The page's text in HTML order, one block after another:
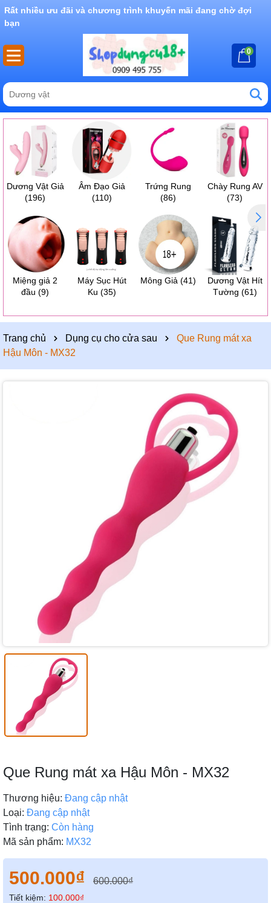
Rất nhiều ưu đãi và chương trình khuyến mãi đang chờ đợi
bạn
0
Dương Vật Giả
(196)
Âm Đạo Giả
(110)
Trứng Rung
(86)
Chày Rung AV
(73)
Miệng giả 2
đầu (9)
Máy Sục Hút
Ku (35)
Mông Giả (41)
Dương Vật Hít
Tường (61)
Trang chủ Dụng cụ cho cửa sau
Que Rung mát xa
Hậu Môn - MX32
Que Rung mát xa Hậu Môn - MX32
Thương hiệu: Đang cập nhật
Loại: Đang cập nhật
Tình trạng: Còn hàng
Mã sản phẩm: MX32
500.000₫ 600.000₫
Tiết kiệm: 100.000₫